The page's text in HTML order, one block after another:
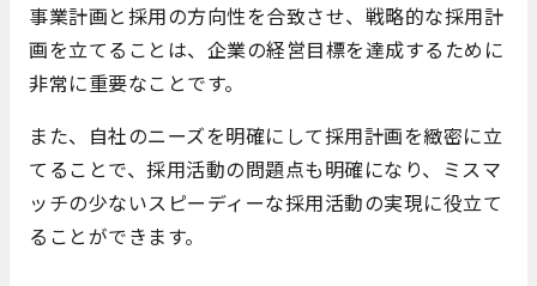
事業計画と採用の方向性を合致させ、戦略的な採用計
画を立てることは、企業の経営目標を達成するために
非常に重要なことです。
また、自社のニーズを明確にして採用計画を緻密に立
てることで、採用活動の問題点も明確になり、ミスマ
ッチの少ないスピーディーな採用活動の実現に役立て
ることができます。